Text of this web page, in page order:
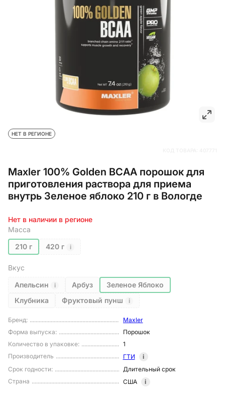
Maxler 100% Golden BCAA порошок для
приготовления раствора для приема
внутрь Зеленое яблоко 210 г в Вологде
НЕТ В РЕГИОНЕ
Бренд:
Maxler
Форма выпуска:
Порошок
Количество в упаковке:
1
Производитель
ГТИ
i
Срок годности:
Длительный срок
Страна
США i
Нет в наличии в регионе
Масса
210 г
420 г i
Вкус
Апельсин
i Арбуз
Зеленое Яблоко
Клубника
Фруктовый пунш i